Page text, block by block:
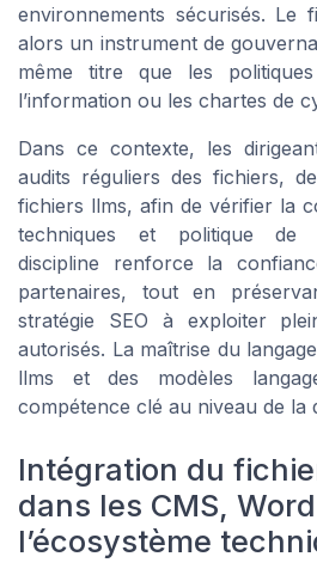
environnements sécurisés. Le
alors un instrument de
même titre que les
l’information ou les chartes de
Dans ce contexte, les
audits réguliers des fichiers,
fichiers llms, afin de vérifier la
techniques et politique de
discipline renforce la
partenaires, tout en
stratégie SEO à exploiter
autorisés. La maîtrise du
llms et des modèles
compétence clé au niveau de la
Intégration du
dans les CMS,
l’écosystème